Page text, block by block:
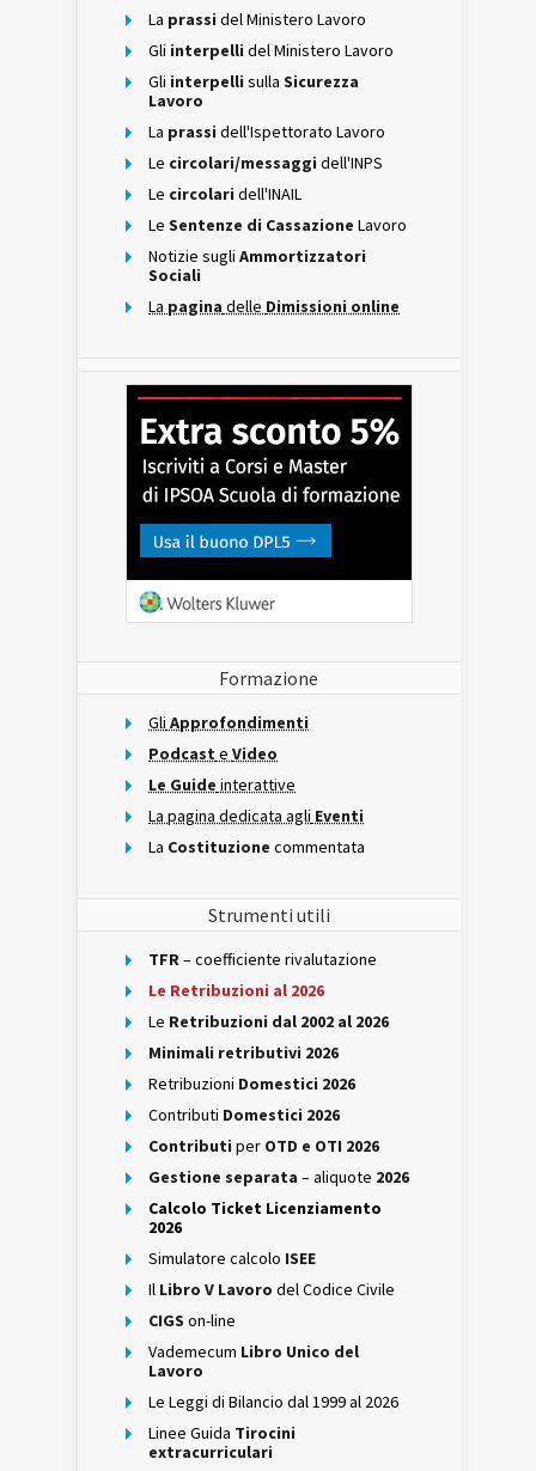
La prassi del Ministero Lavoro
Gli interpelli del Ministero Lavoro
Gli interpelli sulla Sicurezza
Lavoro
La prassi dell'Ispettorato Lavoro
Le circolari/messaggi dell'INPS
Le circolari dell'INAIL
Le Sentenze di Cassazione Lavoro
Notizie sugli Ammortizzatori
Sociali
La pagina delle Dimissioni online
Formazione
Gli Approfondimenti
Podcast e Video
Le Guide interattive
La pagina dedicata agli Eventi
La Costituzione commentata
Strumenti utili
TFR– coefficiente rivalutazione
Le Retribuzioni al 2026
Le Retribuzioni dal 2002 al 2026
Minimali retributivi 2026
Retribuzioni Domestici 2026
Contributi Domestici 2026
Contributi per OTD e OTI 2026
Gestione separata – aliquote 2026
Calcolo Ticket Licenziamento
2026
Simulatore calcolo ISEE
Il Libro V Lavoro del Codice Civile
CIGS on-line
Vademecum Libro Unico del
Lavoro
Le Leggi di Bilancio dal 1999 al 2026
Linee Guida Tirocini
extracurriculari